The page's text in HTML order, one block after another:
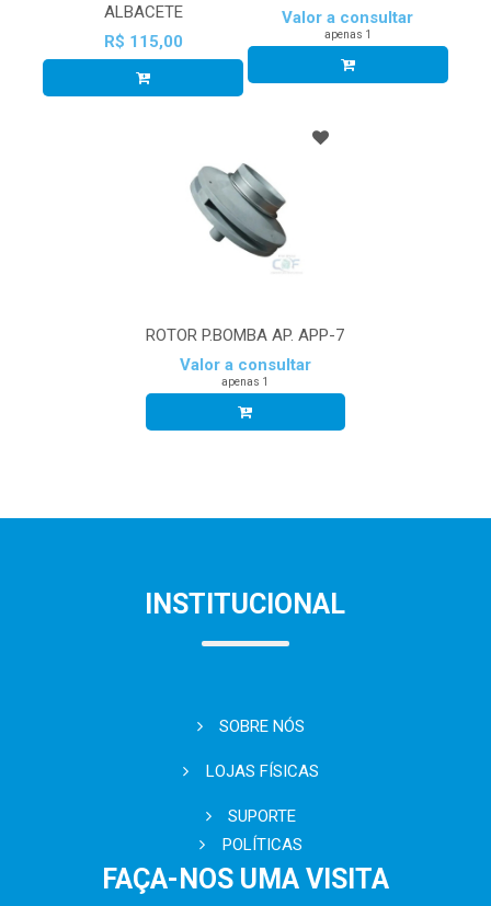
ALBACETE
R$ 115,00
Valor a consultar
apenas 1
ROTOR P.BOMBA AP. APP-7
Valor a consultar
apenas 1
INSTITUCIONAL
SOBRE NÓS
LOJAS FÍSICAS
SUPORTE
POLÍTICAS
FAÇA-NOS UMA VISITA